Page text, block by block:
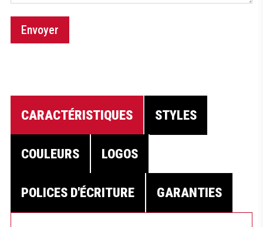
Envoyer
CARACTÉRISTIQUES STYLES
COULEURS LOGOS
POLICES D'ÉCRITURE GARANTIES